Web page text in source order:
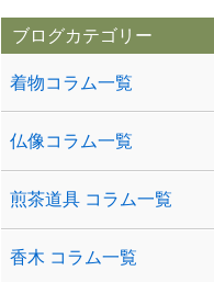
ブログカテゴリー
着物コラム一覧
仏像コラム一覧
煎茶道具 コラム一覧
香木 コラム一覧